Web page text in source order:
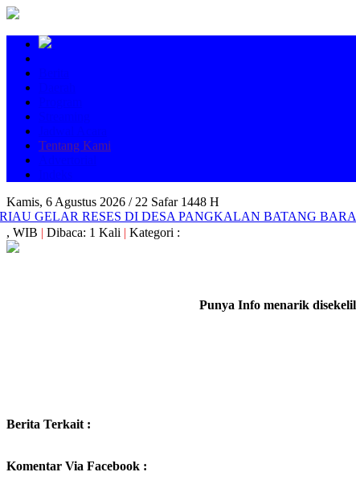
Tentang Kami
Kamis, 6 Agustus 2026 / 22 Safar 1448 H
GELAR RESES DI DESA PANGKALAN BATANG
, WIB | Dibaca: 1 Kali | Kategori :
Punya Info menarik
Berita Terkait :
Komentar Via Facebook :